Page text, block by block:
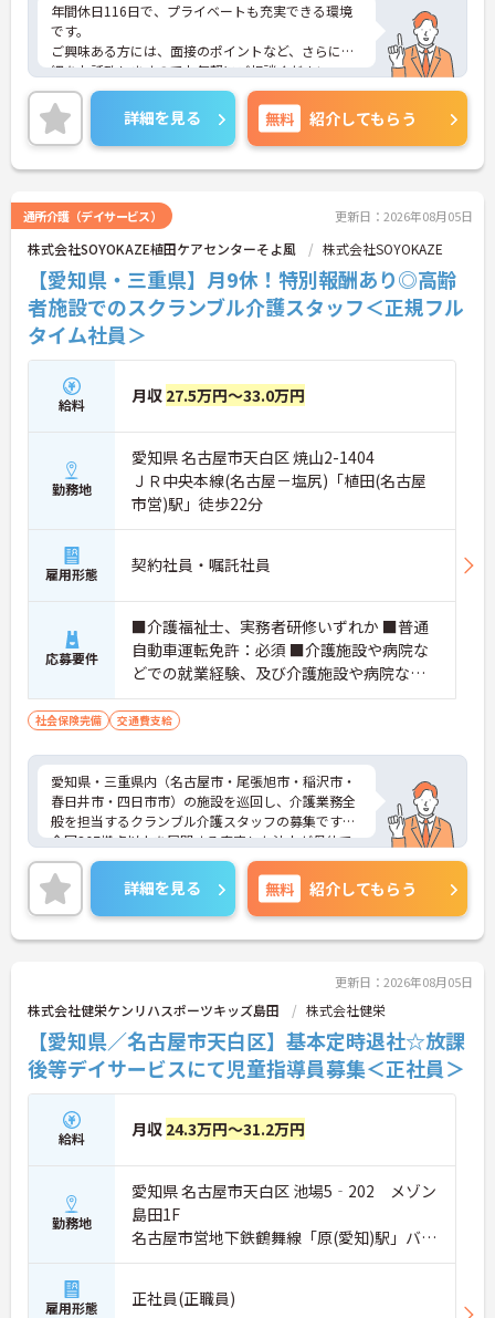
年間休日116日で、プライベートも充実できる環境
です。
ご興味ある方には、面接のポイントなど、さらに詳
細をお話致しますのでお気軽にご相談ください。
詳細を見る 無料 紹介してもらう
通所介護（デイサービス） 更新日：2026年08月05日
株式会社SOYOKAZE植田ケアセンターそよ風 株式会社SOYOKAZE
【愛知県・三重県】月9休！特別報酬あり◎高齢
者施設でのスクランブル介護スタッフ＜正規フル
タイム社員＞
給料 月収 27.5万円～33.0万円
勤務地
愛知県 名古屋市天白区 焼山2-1404
ＪＲ中央本線(名古屋－塩尻)「植田(名古屋
市営)駅」徒歩22分
雇用形態 契約社員・嘱託社員
応募要件
■介護福祉士、実務者研修いずれか ■普通
自動車運転免許：必須 ■介護施設や病院な
どでの就業経験、及び介護施設や病院など
での夜勤経験必須
社会保険完備 交通費支給
愛知県・三重県内（名古屋市・尾張旭市・稲沢市・
春日井市・四日市市）の施設を巡回し、介護業務全
般を担当するクランブル介護スタッフの募集です。
全国367拠点以上を展開する安定した法人が母体で
す。多職種連携によるサポート体制が整っており、
周囲と協力しながら業務に取り組める環境です。在
宅系から入居系まで幅広いサービスを提供している
ため、様々な経験を通じて介護のプロフェッショナ
ルとしてスキルアップが期待できます。また、日々
により、やりがいを持って収入アップを目指せま
す。産休・育休の取得やリフレッシュ休暇など、ラ
イフステージの変化に合わせた柔軟な働き方が可能
なため、無理なく長期的なキャリアを築ける環境が
整っています。
★おすすめPOINT★
【多職種連携で相談しやすく、協力して働ける環境
です】
・周囲とサポートし合いながらお客様の生活を支え
る仕組みで、負担を軽減しながらケアに集中できま
【多彩な経験を積み、専門性やキャリアを高められ
ます】
詳細を見る 無料 紹介してもらう
更新日：2026年08月05日
株式会社健栄ケンリハスポーツキッズ島田 株式会社健栄
【愛知県／名古屋市天白区】基本定時退社☆放課
後等デイサービスにて児童指導員募集＜正社員＞
給料 月収 24.3万円～31.2万円
勤務地
愛知県 名古屋市天白区 池場5‐202 メゾン
島田1F
名古屋市営地下鉄鶴舞線「原(愛知)駅」バ
ス・車4分
雇用形態 正社員(正職員)